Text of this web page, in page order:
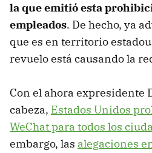
la que emitió esta
empleados. De hecho, ya
que es en territorio
revuelo está causando la
Con el ahora expresidente
cabeza, Estados Unidos
WeChat para todos los
embargo, las alegaciones